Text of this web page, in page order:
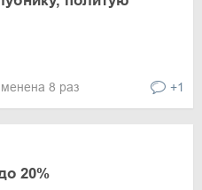
8 раз +1
20%